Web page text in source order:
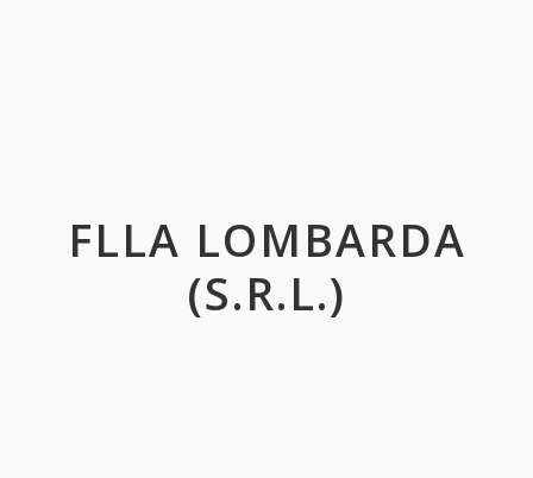
FLLA LOMBARDA
(S.R.L.)